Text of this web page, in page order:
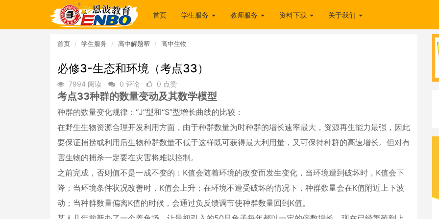
首页 学生服务 教师服务 资料下载 关于我们
首页 学生服务 高中解题帮 高中生物
必修3-生态和环境（考点33）
7994 阅读 0 评论 0 点赞
考点33种群的数量变动及其数学模型
种群的数量变化规律：“J”型和“S”型增长曲线的比较：
在野生生物资源合理开发利用方面，由于种群数量为时种群的增长速率最大，资源再生能力最强，因此
要保证捕捞或利用后生物种群数量不低于这样既可获得最大利用量，又可保持种群的高速增长。但对有
害生物的捕杀一定要在灾害将难以控制。
之前完成，否则值不是一成不变的：K值会随着环境的改变而发生变化，当环境遭到破坏时，K值会下
降；当环境条件状况改善时，K值会上升；在环境不遭受破坏的情况下，种群数量会在K值附近上下波
动；当种群数量偏离K值的时候，会通过负反馈调节使种群数量回到K值。